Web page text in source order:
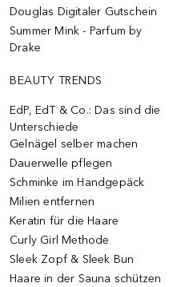
Douglas Digitaler Gutschein
Summer Mink - Parfum by
Drake
BEAUTY TRENDS
EdP, EdT & Co.: Das sind die
Unterschiede
Gelnägel selber machen
Dauerwelle pflegen
Schminke im Handgepäck
Milien entfernen
Keratin für die Haare
Curly Girl Methode
Sleek Zopf & Sleek Bun
Haare in der Sauna schützen